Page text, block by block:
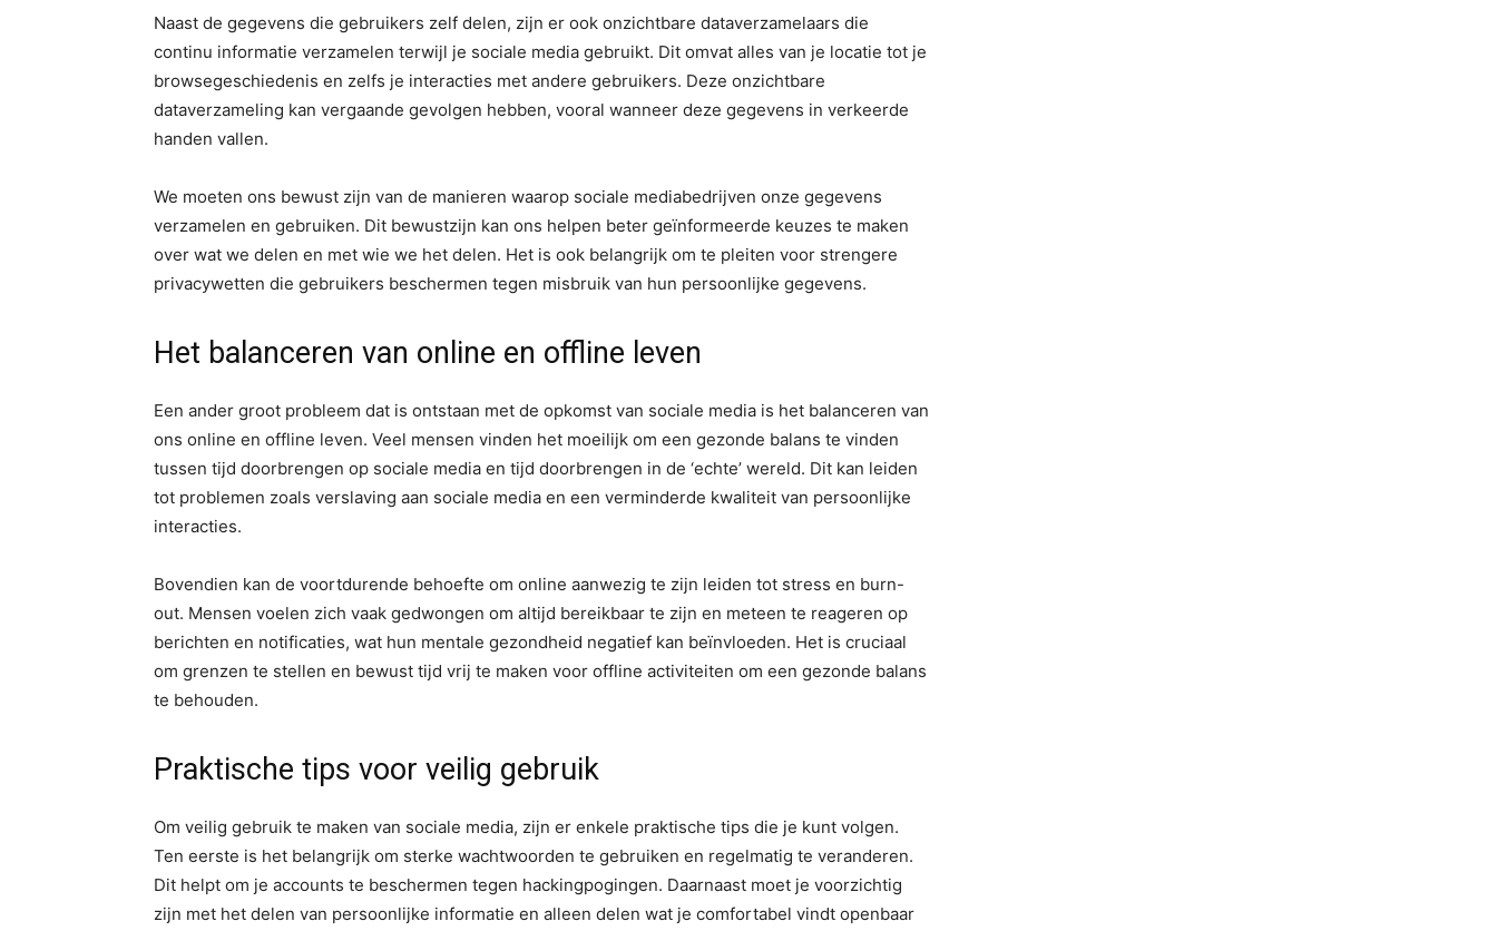
Naast de gegevens die gebruikers zelf delen, zijn er ook onzichtbare dataverzamelaars die
continu informatie verzamelen terwijl je sociale media gebruikt. Dit omvat alles van je locatie tot je
browsegeschiedenis en zelfs je interacties met andere gebruikers. Deze onzichtbare
dataverzameling kan vergaande gevolgen hebben, vooral wanneer deze gegevens in verkeerde
handen vallen.
We moeten ons bewust zijn van de manieren waarop sociale mediabedrijven onze gegevens
verzamelen en gebruiken. Dit bewustzijn kan ons helpen beter geïnformeerde keuzes te maken
over wat we delen en met wie we het delen. Het is ook belangrijk om te pleiten voor strengere
privacywetten die gebruikers beschermen tegen misbruik van hun persoonlijke gegevens.
Het balanceren van online en offline leven
Een ander groot probleem dat is ontstaan met de opkomst van sociale media is het balanceren van
ons online en offline leven. Veel mensen vinden het moeilijk om een gezonde balans te vinden
tussen tijd doorbrengen op sociale media en tijd doorbrengen in de ‘echte’ wereld. Dit kan leiden
tot problemen zoals verslaving aan sociale media en een verminderde kwaliteit van persoonlijke
interacties.
Bovendien kan de voortdurende behoefte om online aanwezig te zijn leiden tot stress en burn-
out. Mensen voelen zich vaak gedwongen om altijd bereikbaar te zijn en meteen te reageren op
berichten en notificaties, wat hun mentale gezondheid negatief kan beïnvloeden. Het is cruciaal
om grenzen te stellen en bewust tijd vrij te maken voor offline activiteiten om een gezonde balans
te behouden.
Praktische tips voor veilig gebruik
Om veilig gebruik te maken van sociale media, zijn er enkele praktische tips die je kunt volgen.
Ten eerste is het belangrijk om sterke wachtwoorden te gebruiken en regelmatig te veranderen.
Dit helpt om je accounts te beschermen tegen hackingpogingen. Daarnaast moet je voorzichtig
zijn met het delen van persoonlijke informatie en alleen delen wat je comfortabel vindt openbaar